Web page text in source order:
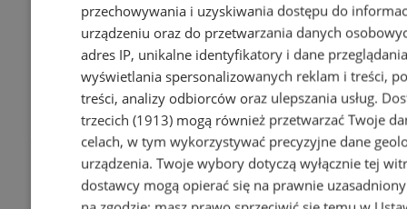
przechowywania i uzyskiwania dostępu do
urządzeniu oraz do przetwarzania danych
adres IP, unikalne identyfikatory i dane
wyświetlania spersonalizowanych reklam i treści,
treści, analizy odbiorców oraz ulepszania usług.
trzecich (1913)mogą również przetwarzać Twoje
celach, w tym wykorzystywać precyzyjne dane
urządzenia. Twoje wybory dotyczą wyłącznie tej
dostawcy mogą opierać się na prawnie